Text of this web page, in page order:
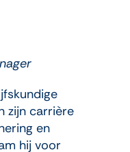
zijn carrière
en
hij voor